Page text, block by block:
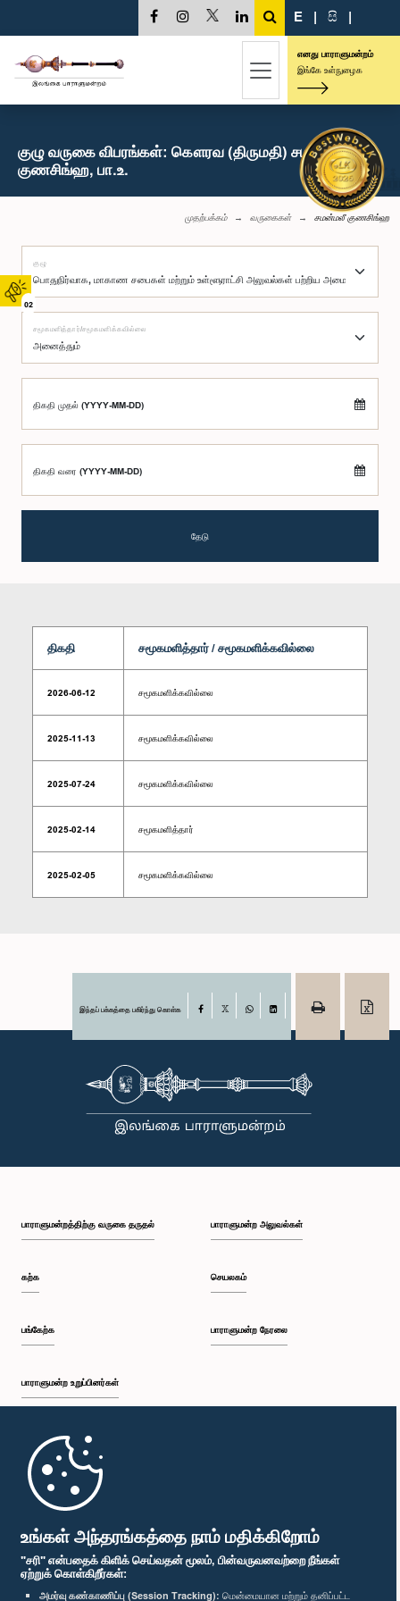
உங்கள் அந்தரங்கத்தை நாம் மதிக்கிறோம்
"சரி" என்பதைக் கிளிக் செய்வதன் மூலம், பின்வருவனவற்றை நீங்கள்
ஏற்றுக் கொள்கிறீர்கள்:
அமர்வு கண்காணிப்பு (Session Tracking): மென்மையான மற்றும் தனிப்பட்ட
02
E | සි |
எனது பாராளுமன்றம்
இங்கே உள்நுழைக
குழு வருகை விபரங்கள்: கௌரவ (திருமதி) சமன்மலீ
குணசிங்ஹ, பா.உ.
முதற்பக்கம் வருகைகள் சமன்மலீ குணசிங்ஹ
குழு
சமூகமளித்தார்/சமூகமளிக்கவில்லை
திகதி முதல் (YYYY-MM-DD)
திகதி வரை (YYYY-MM-DD)
தேடு
திகதி சமூகமளித்தார் / சமூகமளிக்கவில்லை
2026-06-12 சமூகமளிக்கவில்லை
2025-11-13 சமூகமளிக்கவில்லை
2025-07-24 சமூகமளிக்கவில்லை
2025-02-14 சமூகமளித்தார்
2025-02-05 சமூகமளிக்கவில்லை
இந்தப் பக்கத்தை பகிர்ந்து கொள்க Facebook
பாராளுமன்றத்திற்கு வருகை தருதல்
கற்க
பங்கேற்க
பாராளுமன்ற உறுப்பினர்கள்
முதற்பக்கம்
பாராளுமன்ற அலுவல்கள்
செயலகம்
பாராளுமன்ற நேரலை
பாராளுமன்ற கையடக்க செயலி